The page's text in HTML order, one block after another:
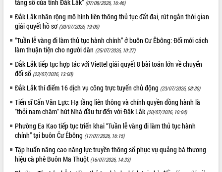
Phó Chủ tịch UBND tỉnh Đắk Lắk
Trương Công Thái kiểm tra thực địa
Dự án cao tốc Khánh Hòa - Buôn Ma
Thuột
Định vị cà phê Việt Nam như một “di
sản sống” trong dòng chảy toàn cầu
Xây dựng nông thôn mới: Nâng cao đời
sống người dân từ những mô hình thiết
thực
Quyết liệt tháo gỡ vướng mắc, đẩy
nhanh tiến độ các dự án trọng điểm
Hòn Yến phát triển du lịch gắn với bảo
tồn biển
Lấy ý kiến điều chỉnh Quy hoạch tỉnh
Đắk Lắk thời kỳ 2021-2030, tầm nhìn
tảng số của tỉnh Đắk Lắk” (07/08/2026, 16:46)
Đắk Lắk nhân rộng mô hình liên thông thủ tục đất đai, rút ngắn thời gian
giải quyết hồ sơ (30/07/2026, 19:00)
“Tuần lễ vàng đi làm thủ tục hành chính” ở buôn Cư Êbông: Đổi mới cách
làm thuận tiện cho người dân (25/07/2026, 10:27)
Đắk Lắk tiếp tục hợp tác với Viettel giải quyết 8 bài toán lớn về chuyển
đổi số (23/07/2026, 13:00)
Đắk Lắk thí điểm 16 dịch vụ công trực tuyến chủ động (23/07/2026, 08:30)
Tiến sĩ Cấn Văn Lực: Hạ tầng liên thông và chính quyền đồng hành là
"thỏi nam châm" hút Nhà đầu tư đến với Đắk Lắk (20/07/2026, 10:04)
Phường Ea Kao tiếp tục triển khai “Tuần lễ vàng đi làm thủ tục hành
chính” tại buôn Čư Êbông (17/07/2026, 16:15)
Tập huấn nâng cao năng lực truyền thông số phục vụ quảng bá thương
hiệu cà phê Buôn Ma Thuột (16/07/2026, 14:33)